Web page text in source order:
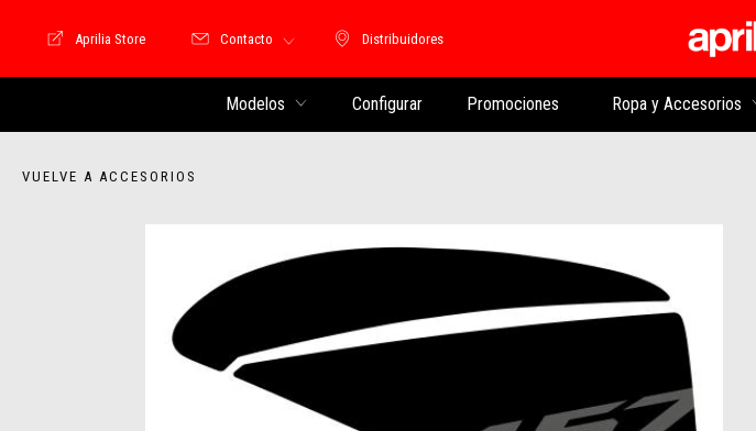
Distribuidores
Distribuidores
Store Motoguzzi
Aprilia Store Contacto
Modelos Configurar Promociones Ropa y Accesorios
VUELVE A ACCESORIOS